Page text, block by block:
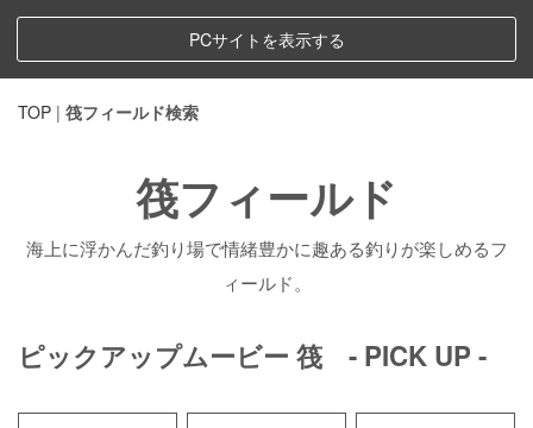
PCサイトを表示する
TOP | 筏フィールド検索
筏フィールド
海上に浮かんだ釣り場で情緒豊かに趣ある釣りが楽しめるフ
ィールド。
ピックアップムービー 筏 - PICK UP -